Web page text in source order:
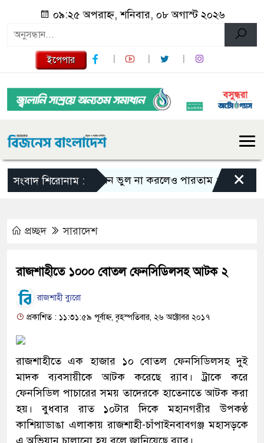
০৯:২৫ অপরাহ্ন, শনিবার, ০৮ অগাস্ট ২০২৬
ইপেপার
সংবাদ শিরোনাম :এমন ভুল না করলেও পারতাম : শাকিব খান
×
প্রচ্ছদ সারাদেশ
রাজশাহীতে ১০০০ বোতল ফেনসিডিলসহ আটক ২
রাজশাহী ব্যুরো
প্রকাশিত : ১১:৩১:৫৯ পূর্বাহ্ন, বৃহস্পতিবার, ২৬ অক্টোবর ২০১৭
রাজশাহীতে এক হাজার ১০ বোতল ফেনসিডিলসহ দুই
মাদক ব্যবসায়ীকে আটক করেছে র‌্যাব। ট্রাকে করে
ফেনসিডিল পাচারের সময় তাদেরকে হাতেনাতে আটক করা
হয়। বুধবার রাত ১০টার দিকে মহানগরীর উপকণ্ঠ
কাশিয়াডাঙা এলাকায় রাজশাহী-চাঁপাইনবাবগঞ্জ মহাসড়কে